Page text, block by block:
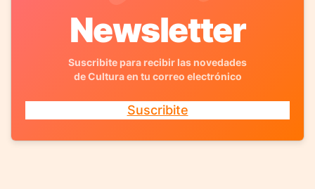
Newsletter
Suscribite para recibir las novedades
de Cultura en tu correo electrónico
Suscribite